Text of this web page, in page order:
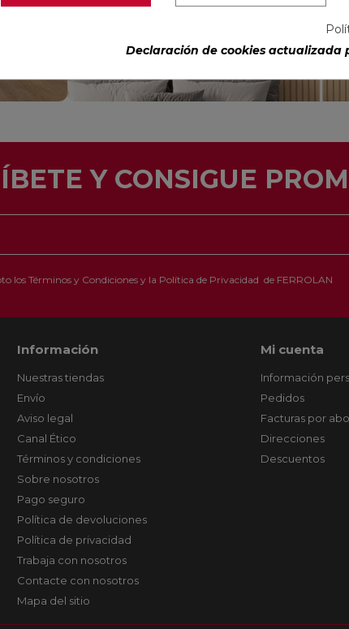
VER
Y CONSIGUE
los Términos y Condicionesy la Política de Privacidad de FERROLAN
Información
Nuestras tiendas
Envío
Aviso legal
Canal Ético
Términos y condiciones
Sobre nosotros
Pago seguro
Política de devoluciones
Política de privacidad
Trabaja con nosotros
Contacte con nosotros
Mapa del sitio
Mi cuenta
Información
Pedidos
Facturas por
Direcciones
Descuentos
Declaración de cookies actualizada